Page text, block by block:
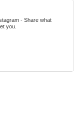
- Share what
you.